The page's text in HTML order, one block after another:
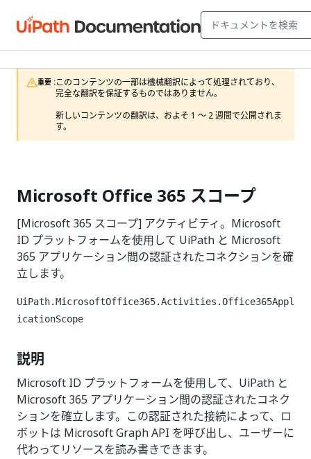
重要 :このコンテンツの一部は機械翻訳によって処理されており、
完全な翻訳を保証するものではありません。
新しいコンテンツの翻訳は、およそ 1 ～ 2 週間で公開されま
す。
Microsoft Office 365 スコープ
[Microsoft 365 スコープ] アクティビティ。Microsoft
ID プラットフォームを使用して UiPath と Microsoft
365 アプリケーション間の認証されたコネクションを確
立します。
UiPath.MicrosoftOffice365.Activities.Office365Appl
icationScope
説明
Microsoft ID プラットフォームを使用して、UiPath と
Microsoft 365 アプリケーション間の認証されたコネク
ションを確立します。この認証された接続によって、ロ
ボットは Microsoft Graph API を呼び出し、ユーザーに
代わってリソースを読み書きできます。